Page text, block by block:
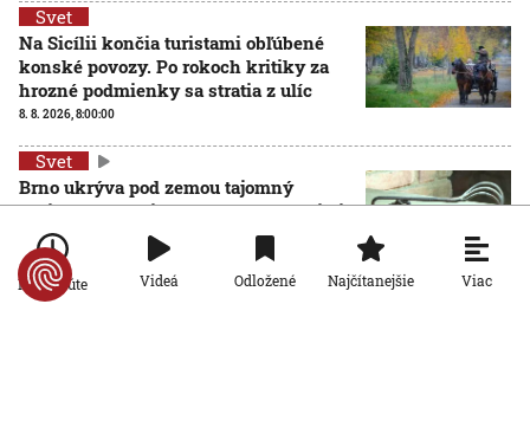
Svet
Na Sicílii končia turistami obľúbené
konské povozy. Po rokoch kritiky za
hrozné podmienky sa stratia z ulíc
8. 8. 2026, 8:00:00
Svet
Brno ukrýva pod zemou tajomný
zážitkový labyrint. My sme sa doň išli
pozrieť s kamerou
8. 8. 2026, 7:00:00
Po minúte Videá Odložené Najčítanejšie Viac